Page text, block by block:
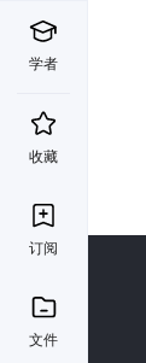
学者
收藏
订阅
文件